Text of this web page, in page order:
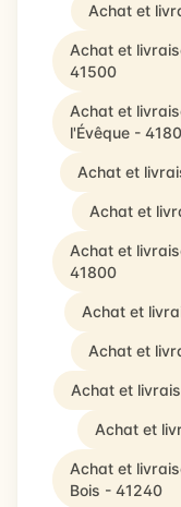
Achat et
Achat et
41500
Achat et
l'Évêque -
Achat et
Achat et
Achat et
41800
Achat et
Achat et
Achat et
Achat et
Achat et
Bois - 41240